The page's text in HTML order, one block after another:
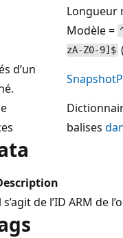
Longueur
Modèle =
zA-Z0-9]$
d’un
balises
s’agit de l’ID ARM de